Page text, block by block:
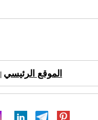
الموقع الرئيسي